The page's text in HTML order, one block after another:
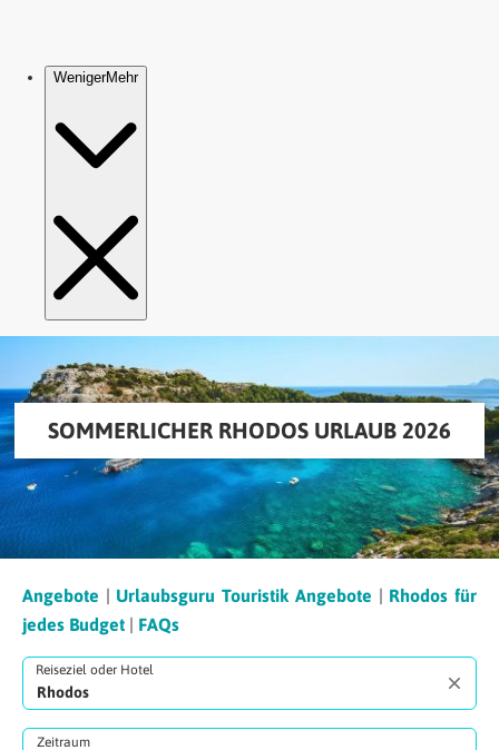
SOMMERLICHER RHODOS URLAUB 2026
Angebote Urlaubsguru Touristik Angebote
Rhodos für
jedes Budget
FAQs
Reiseziel oder Hotel
Zeitraum